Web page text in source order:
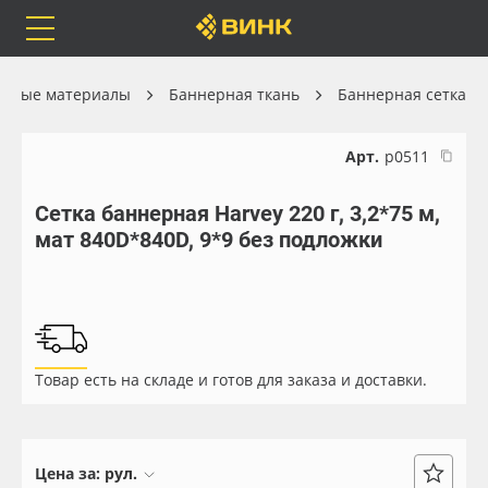
Каталог
Бренды
Доставка
Весь каталог
Самоклеящиеся плёнки
Листовые материалы
материалы Баннерная ткань Баннерная сетка
Арт. р0511
Сетка баннерная Harvey 220 г, 3,2*75 м,
мат 840D*840D, 9*9 без подложки
Товар есть на складе и готов для заказа и доставки.
Цена за: рул.